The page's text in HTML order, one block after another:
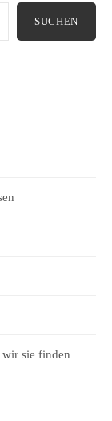
SUCHEN
sie finden